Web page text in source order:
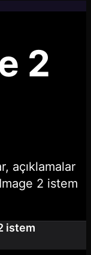
2
açıklamalar
2 istem
istem